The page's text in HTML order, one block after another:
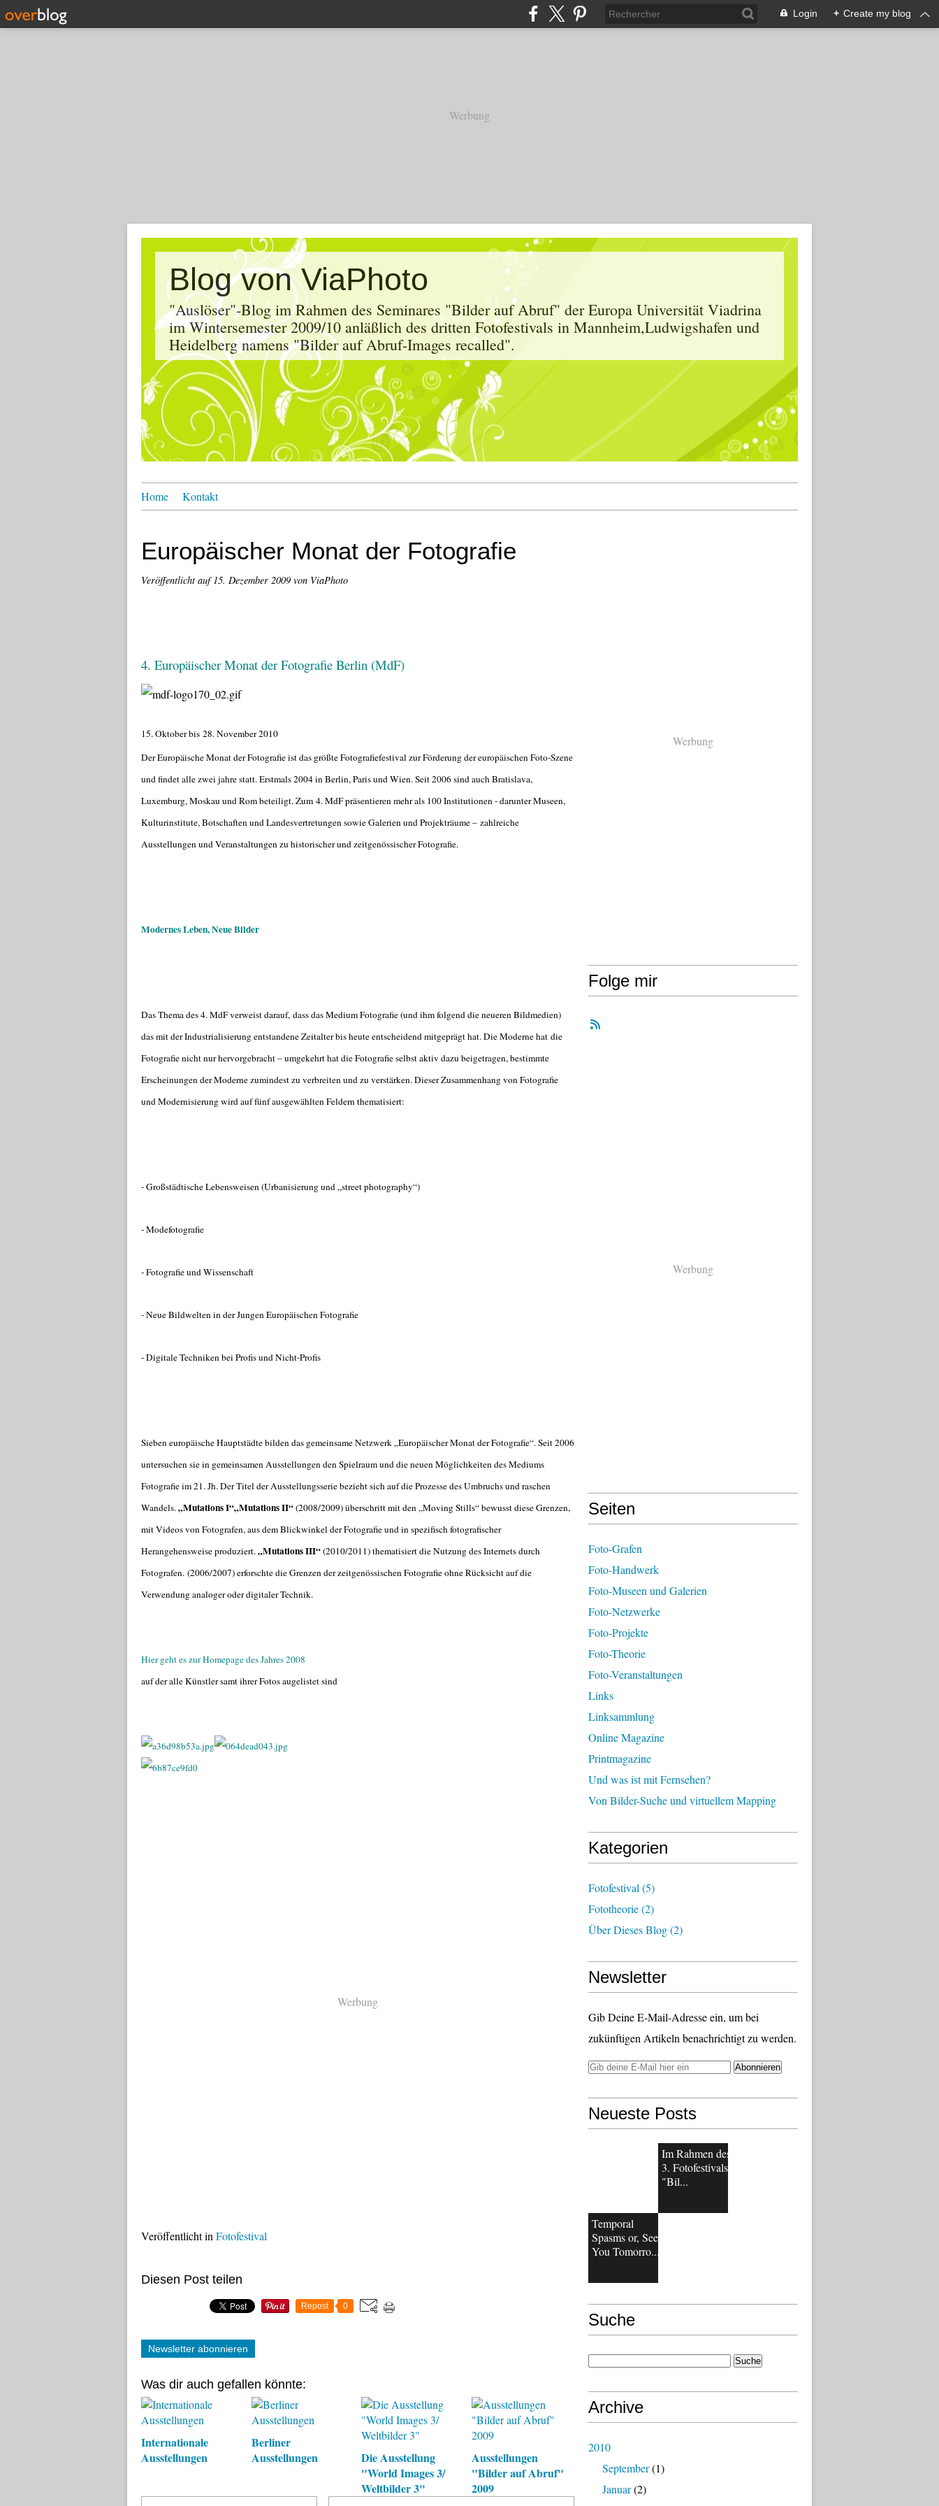
Login + Create my blog
Werbung
Blog von ViaPhoto
"Auslöser"-Blog im Rahmen des Seminares "Bilder auf Abruf" der Europa Universität Viadrina
im Wintersemester 2009/10 anläßlich des dritten Fotofestivals in Mannheim,Ludwigshafen und
Heidelberg namens "Bilder auf Abruf-Images recalled".
Home Kontakt
Europäischer Monat der Fotografie
Veröffentlicht auf15. Dezember 2009 von ViaPhoto
4. Europäischer Monat der Fotografie Berlin (MdF)
15. Oktober bis 28. November 2010
Der Europäische Monat der Fotografie ist das größte Fotografiefestival zur Förderung der europäischen Foto-Szene
und findet alle zwei jahre statt. Erstmals 2004 in Berlin, Paris und Wien. Seit 2006 sind auch Bratislava,
Luxemburg, Moskau und Rom beteiligt. Zum 4. MdF präsentieren mehr als 100 Institutionen - darunter Museen,
Kulturinstitute, Botschaften und Landesvertretungen sowie Galerien und Projekträume – zahlreiche
Ausstellungen und Veranstaltungen zu historischer und zeitgenössischer Fotografie.
Modernes Leben, Neue Bilder
Das Thema des 4. MdF verweist darauf, dass das Medium Fotografie (und ihm folgend die neueren Bildmedien)
das mit der Industrialisierung entstandene Zeitalter bis heute entscheidend mitgeprägt hat. Die Moderne hat die
Fotografie nicht nur hervorgebracht – umgekehrt hat die Fotografie selbst aktiv dazu beigetragen, bestimmte
Erscheinungen der Moderne zumindest zu verbreiten und zu verstärken. Dieser Zusammenhang von Fotografie
und Modernisierung wird auf fünf ausgewählten Feldern thematisiert:
- Großstädtische Lebensweisen (Urbanisierung und „street photography“)
- Modefotografie
- Fotografie und Wissenschaft
- Neue Bildwelten in der Jungen Europäischen Fotografie
- Digitale Techniken bei Profis und Nicht-Profis
Sieben europäische Hauptstädte bilden das gemeinsame Netzwerk „Europäischer Monat der Fotografie“. Seit 2006
untersuchen sie in gemeinsamen Ausstellungen den Spielraum und die neuen Möglichkeiten des Mediums
Fotografie im 21. Jh. Der Titel der Ausstellungsserie bezieht sich auf die Prozesse des Umbruchs und raschen
Wandels.„Mutations I“„Mutations II“(2008/2009) überschritt mit den „Moving Stills“ bewusst diese Grenzen,
mit Videos von Fotografen, aus dem Blickwinkel der Fotografie und in spezifisch fotografischer
Herangehensweise produziert.„Mutations III“(2010/2011) thematisiert die Nutzung des Internets durch
Fotografen. (2006/2007) erforschte die Grenzen der zeitgenössischen Fotografie ohne Rücksicht auf die
Verwendung analoger oder digitaler Technik.
Hier geht es zur Homepage des Jahres 2008
auf der alle Künstler samt ihrer Fotos augelistet sind
Werbung
Veröffentlicht in Fotofestival
Diesen Post teilen
Repost 0
Newsletter abonnieren
Was dir auch gefallen könnte:
Internationale
Ausstellungen
Berliner
Ausstellungen
Die Ausstellung
"World Images 3/
Weltbilder 3"
Ausstellungen
"Bilder auf Abruf"
2009
Werbung
Folge mir
Werbung
Seiten
Foto-Grafen
Foto-Handwerk
Foto-Museen und Galerien
Foto-Netzwerke
Foto-Projekte
Foto-Theorie
Foto-Veranstaltungen
Links
Linksammlung
Online Magazine
Printmagazine
Und was ist mit Fernsehen?
Von Bilder-Suche und virtuellem Mapping
Kategorien
Fotofestival (5)
Fototheorie(2)
Über Dieses Blog(2)
Newsletter
Gib Deine E-Mail-Adresse ein, um bei
zukünftigen Artikeln benachrichtigt zu werden.
Neueste Posts
Im Rahmen des
3. Fotofestivals
"Bil...
Temporal
Spasms or, See
You Tomorro...
Suche
Archive
2010
September(1)
Januar(2)